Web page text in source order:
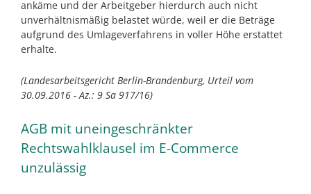
ankäme und der Arbeitgeber hierdurch auch nicht
unverhältnismäßig belastet würde, weil er die Beträge
aufgrund des Umlageverfahrens in voller Höhe erstattet
erhalte.
(Landesarbeitsgericht Berlin-Brandenburg, Urteil vom
30.09.2016 - Az.: 9 Sa 917/16)
AGB mit uneingeschränkter
Rechtswahlklausel im E-Commerce
unzulässig